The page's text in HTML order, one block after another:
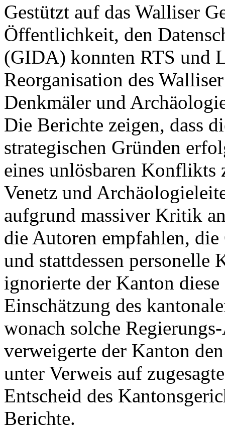
Gestützt auf das Walliser
Öffentlichkeit, den
(GIDA) konnten RTS und
Reorganisation des
Denkmäler und
Die Berichte zeigen, dass
strategischen Gründen
eines unlösbaren Konflikts
Venetz und
aufgrund massiver Kritik
die Autoren empfahlen,
und stattdessen personelle
ignorierte der Kanton
Einschätzung des
wonach solche
verweigerte der Kanton
unter Verweis auf
Entscheid des
Berichte.